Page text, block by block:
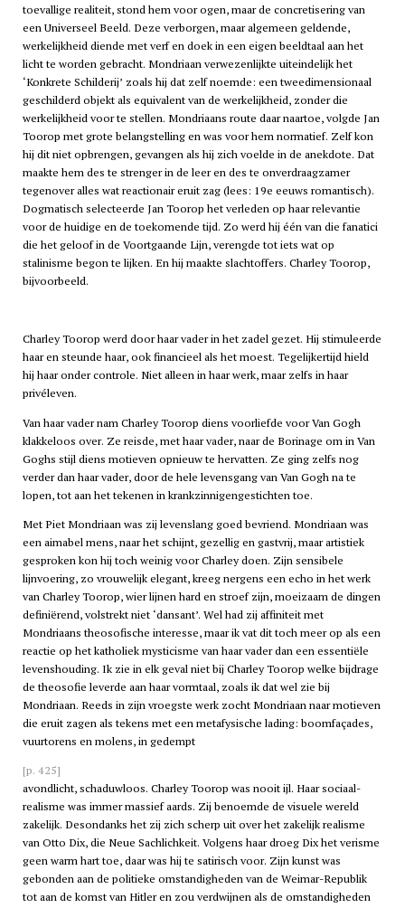
toevallige realiteit, stond hem voor ogen, maar de concretisering van
een Universeel Beeld. Deze verborgen, maar algemeen geldende,
werkelijkheid diende met verf en doek in een eigen beeldtaal aan het
licht te worden gebracht. Mondriaan verwezenlijkte uiteindelijk het
‘Konkrete Schilderij’ zoals hij dat zelf noemde: een tweedimensionaal
geschilderd objekt als equivalent van de werkelijkheid, zonder die
werkelijkheid voor te stellen. Mondriaans route daar naartoe, volgde Jan
Toorop met grote belangstelling en was voor hem normatief. Zelf kon
hij dit niet opbrengen, gevangen als hij zich voelde in de anekdote. Dat
maakte hem des te strenger in de leer en des te onverdraagzamer
tegenover alles wat reactionair eruit zag (lees: 19e eeuws romantisch).
Dogmatisch selecteerde Jan Toorop het verleden op haar relevantie
voor de huidige en de toekomende tijd. Zo werd hij één van die fanatici
die het geloof in de Voortgaande Lijn, verengde tot iets wat op
stalinisme begon te lijken. En hij maakte slachtoffers. Charley Toorop,
bijvoorbeeld.
Charley Toorop werd door haar vader in het zadel gezet. Hij stimuleerde
haar en steunde haar, ook financieel als het moest. Tegelijkertijd hield
hij haar onder controle. Niet alleen in haar werk, maar zelfs in haar
privéleven.
Van haar vader nam Charley Toorop diens voorliefde voor Van Gogh
klakkeloos over. Ze reisde, met haar vader, naar de Borinage om in Van
Goghs stijl diens motieven opnieuw te hervatten. Ze ging zelfs nog
verder dan haar vader, door de hele levensgang van Van Gogh na te
lopen, tot aan het tekenen in krankzinnigengestichten toe.
Met Piet Mondriaan was zij levenslang goed bevriend. Mondriaan was
een aimabel mens, naar het schijnt, gezellig en gastvrij, maar artistiek
gesproken kon hij toch weinig voor Charley doen. Zijn sensibele
lijnvoering, zo vrouwelijk elegant, kreeg nergens een echo in het werk
van Charley Toorop, wier lijnen hard en stroef zijn, moeizaam de dingen
definiërend, volstrekt niet ‘dansant’. Wel had zij affiniteit met
Mondriaans theosofische interesse, maar ik vat dit toch meer op als een
reactie op het katholiek mysticisme van haar vader dan een essentiële
levenshouding. Ik zie in elk geval niet bij Charley Toorop welke bijdrage
de theosofie leverde aan haar vormtaal, zoals ik dat wel zie bij
Mondriaan. Reeds in zijn vroegste werk zocht Mondriaan naar motieven
die eruit zagen als tekens met een metafysische lading: boomfaçades,
vuurtorens en molens, in gedempt
[p. 425]
avondlicht, schaduwloos. Charley Toorop was nooit ijl. Haar sociaal-
realisme was immer massief aards. Zij benoemde de visuele wereld
zakelijk. Desondanks het zij zich scherp uit over het zakelijk realisme
van Otto Dix, die Neue Sachlichkeit. Volgens haar droeg Dix het verisme
geen warm hart toe, daar was hij te satirisch voor. Zijn kunst was
gebonden aan de politieke omstandigheden van de Weimar-Republik
tot aan de komst van Hitler en zou verdwijnen als de omstandigheden